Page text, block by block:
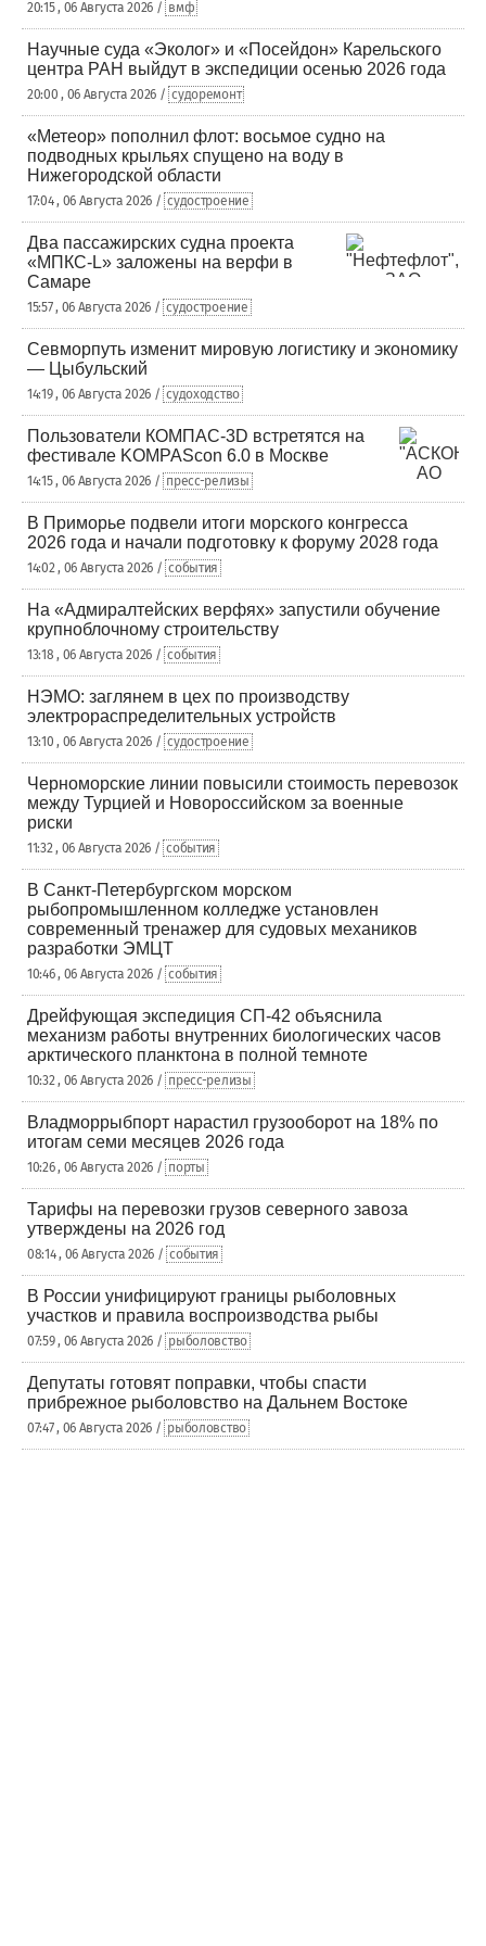
20:15 , 06 Августа 2026 / вмф
Научные суда «Эколог» и «Посейдон» Карельского
центра РАН выйдут в экспедиции осенью 2026 года
20:00 , 06 Августа 2026 / судоремонт
«Метеор» пополнил флот: восьмое судно на
подводных крыльях спущено на воду в
Нижегородской области
17:04 , 06 Августа 2026 / судостроение
Два пассажирских судна проекта
«МПКС-L» заложены на верфи в
Самаре
15:57 , 06 Августа 2026 / судостроение
Севморпуть изменит мировую логистику и экономику
— Цыбульский
14:19 , 06 Августа 2026 / судоходство
Пользователи КОМПАС-3D встретятся на
фестивале KOMPAScon 6.0 в Москве
14:15 , 06 Августа 2026 / пресс-релизы
В Приморье подвели итоги морского конгресса
2026 года и начали подготовку к форуму 2028 года
14:02 , 06 Августа 2026 / события
На «Адмиралтейских верфях» запустили обучение
крупноблочному строительству
13:18 , 06 Августа 2026 / события
НЭМО: заглянем в цех по производству
электрораспределительных устройств
13:10 , 06 Августа 2026 / судостроение
Черноморские линии повысили стоимость перевозок
между Турцией и Новороссийском за военные
риски
11:32 , 06 Августа 2026 / события
В Санкт-Петербургском морском
рыбопромышленном колледже установлен
современный тренажер для судовых механиков
разработки ЭМЦТ
10:46 , 06 Августа 2026 / события
Дрейфующая экспедиция СП-42 объяснила
механизм работы внутренних биологических часов
арктического планктона в полной темноте
10:32 , 06 Августа 2026 / пресс-релизы
Владморрыбпорт нарастил грузооборот на 18% по
итогам семи месяцев 2026 года
10:26 , 06 Августа 2026 / порты
Тарифы на перевозки грузов северного завоза
утверждены на 2026 год
08:14 , 06 Августа 2026 / события
В России унифицируют границы рыболовных
участков и правила воспроизводства рыбы
07:59 , 06 Августа 2026 / рыболовство
Депутаты готовят поправки, чтобы спасти
прибрежное рыболовство на Дальнем Востоке
07:47 , 06 Августа 2026 / рыболовство